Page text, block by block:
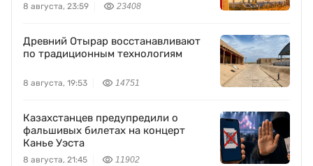
8 августа, 23:59 23408
Древний Отырар восстанавливают
по традиционным технологиям
8 августа, 19:53 14751
Казахстанцев предупредили о
фальшивых билетах на концерт
Канье Уэста
8 августа, 21:45 11902